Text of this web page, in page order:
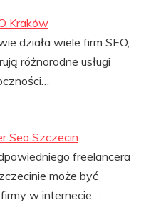
Kraków
działa wiele firm SEO,
różnorodne usługi
Seo Szczecin
freelancera
może być
w internecie.…